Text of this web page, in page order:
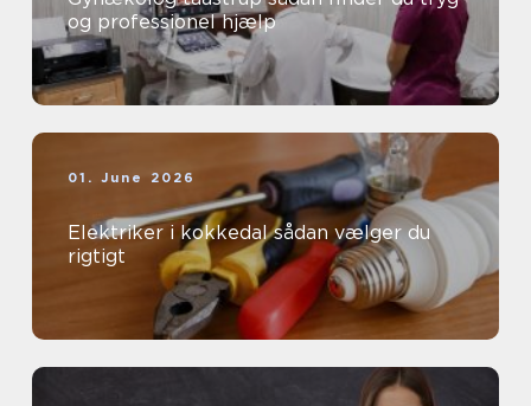
og professionel hjælp
01. June 2026
Elektriker i kokkedal sådan vælger du
rigtigt